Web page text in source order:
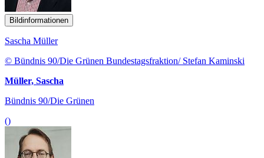
Bildinformationen
Sascha Müller
© Bündnis 90/Die Grünen Bundestagsfraktion/ Stefan Kaminski
Müller, Sascha
Bündnis 90/Die Grünen
()